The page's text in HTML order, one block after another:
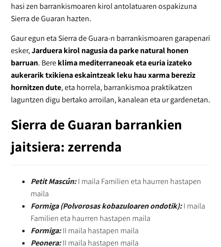
hasi zen barrankismoaren kirol antolatuaren ospakizuna
Sierra de Guaran hazten.
Gaur egun eta Sierra de Guara-n barrankismoaren garapenari
esker,Jarduera kirol nagusia da parke natural honen
barruan. Bereklima mediterraneoak eta euria izateko
aukerarik txikiena eskaintzeak leku hau xarma bereziz
hornitzen dute, eta horrela, barrankismoa praktikatzen
laguntzen digu bertako arroilan, kanalean eta ur gardenetan.
Sierra de Guaran barrankien
jaitsiera: zerrenda
Petit Mascún:I maila Familien eta haurren hastapen
maila
Formiga (Polvorosas kobazuloaren ondotik):I maila
Familien eta haurren hastapen maila
Formiga:II maila hastapen maila
Peonera:II maila hastapen maila